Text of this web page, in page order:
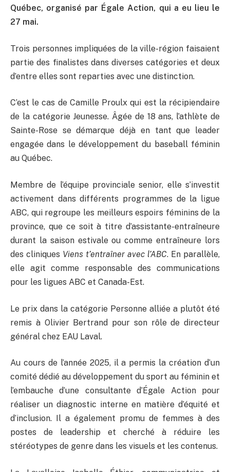
Québec, organisé par Égale Action, qui a eu lieu le
27 mai.
Trois personnes impliquées de la ville-région faisaient
partie des finalistes dans diverses catégories et deux
d’entre elles sont reparties avec une distinction.
C’est le cas de Camille Proulx qui est la récipiendaire
de la catégorie Jeunesse. Âgée de 18 ans, l’athlète de
Sainte-Rose se démarque déjà en tant que leader
engagée dans le développement du baseball féminin
au Québec.
Membre de l’équipe provinciale senior, elle s’investit
activement dans différents programmes de la ligue
ABC, qui regroupe les meilleurs espoirs féminins de la
province, que ce soit à titre d’assistante-entraîneure
durant la saison estivale ou comme entraîneure lors
des cliniques Viens t’entraîner avec l’ABC. En parallèle,
elle agit comme responsable des communications
pour les ligues ABC et Canada-Est.
Le prix dans la catégorie Personne alliée a plutôt été
remis à Olivier Bertrand pour son rôle de directeur
général chez EAU Laval.
Au cours de l’année 2025, il a permis la création d’un
comité dédié au développement du sport au féminin et
l’embauche d’une consultante d’Égale Action pour
réaliser un diagnostic interne en matière d’équité et
d’inclusion. Il a également promu de femmes à des
postes de leadership et cherché à réduire les
stéréotypes de genre dans les visuels et les contenus.